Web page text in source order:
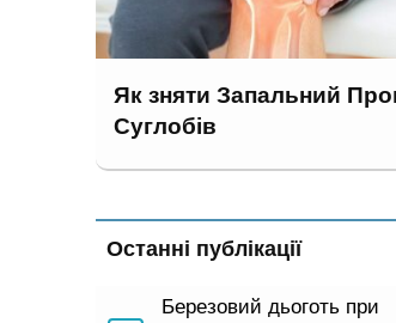
Як зняти Запальний
Суглобів
Останні публікації
Березовий дьоготь при